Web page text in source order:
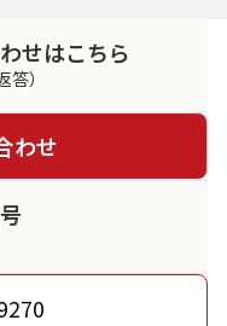
せはこちら
答）
わせ